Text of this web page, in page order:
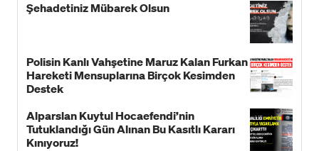
Şehadetiniz Mübarek Olsun
Polisin Kanlı Vahşetine Maruz Kalan Furkan
Hareketi Mensuplarına Birçok Kesimden
Destek
Alparslan Kuytul Hocaefendi’nin
Tutuklandığı Gün Alınan Bu Kasıtlı Kararı
Kınıyoruz!